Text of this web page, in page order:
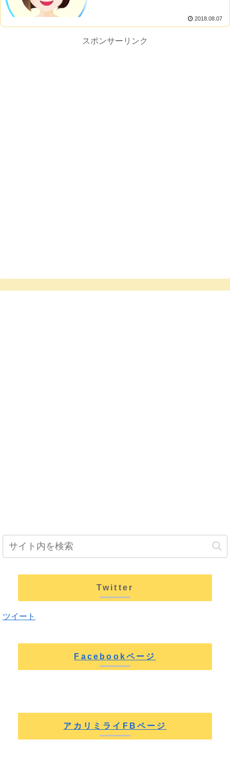
2018.08.07
スポンサーリンク
Twitter
ツイート
Facebookページ
アカリミライFBページ